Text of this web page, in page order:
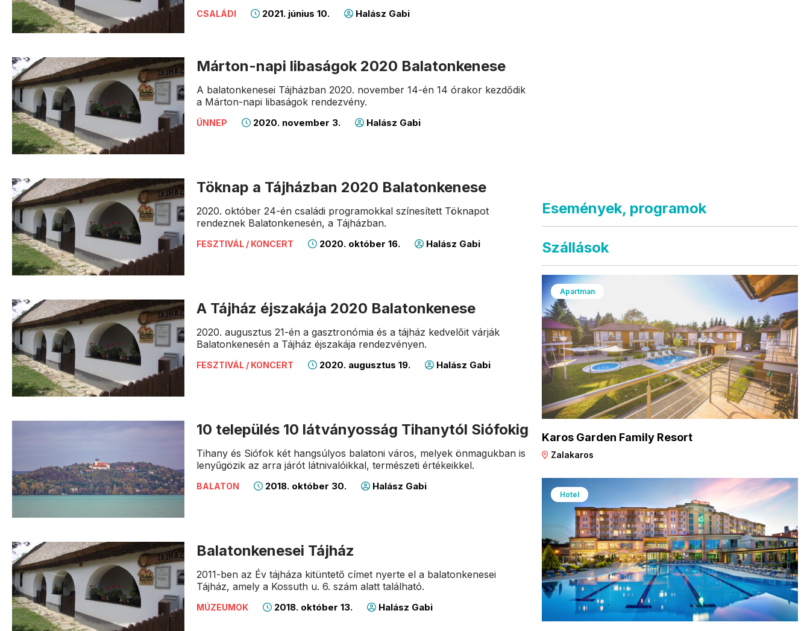
CSALÁDI 2021. június 10. Halász Gabi
Márton-napi libaságok 2020 Balatonkenese
A balatonkenesei Tájházban 2020. november 14-én 14 órakor kezdődik
a Márton-napi libaságok rendezvény.
ÜNNEP 2020. november 3. Halász Gabi
Töknap a Tájházban 2020 Balatonkenese
2020. október 24-én családi programokkal színesített Töknapot
rendeznek Balatonkenesén, a Tájházban.
FESZTIVÁL / KONCERT 2020. október 16. Halász Gabi
A Tájház éjszakája 2020 Balatonkenese
2020. augusztus 21-én a gasztronómia és a tájház kedvelőit várják
Balatonkenesén a Tájház éjszakája rendezvényen.
FESZTIVÁL / KONCERT 2020. augusztus 19. Halász Gabi
10 település 10 látványosság Tihanytól Siófokig
Tihany és Siófok két hangsúlyos balatoni város, melyek önmagukban is
lenyűgözik az arra járót látnivalóikkal, természeti értékeikkel.
BALATON 2018. október 30. Halász Gabi
Balatonkenesei Tájház
2011-ben az Év tájháza kitüntető címet nyerte el a balatonkenesei
Tájház, amely a Kossuth u. 6. szám alatt található.
MÚZEUMOK 2018. október 13. Halász Gabi
Események, programok
Szállások
Apartman
Karos Garden Family Resort
Zalakaros
Hotel